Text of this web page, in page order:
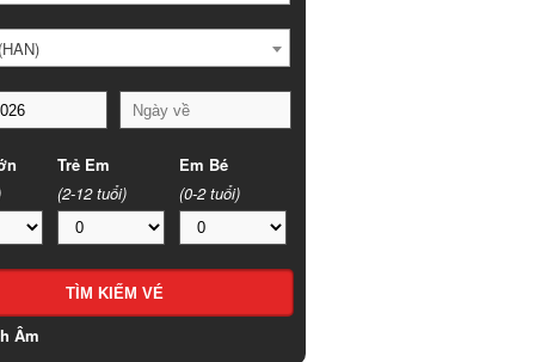
Trẻ Em
(2-12 tuổi)
Em Bé
(0-2 tuổi)
Âm